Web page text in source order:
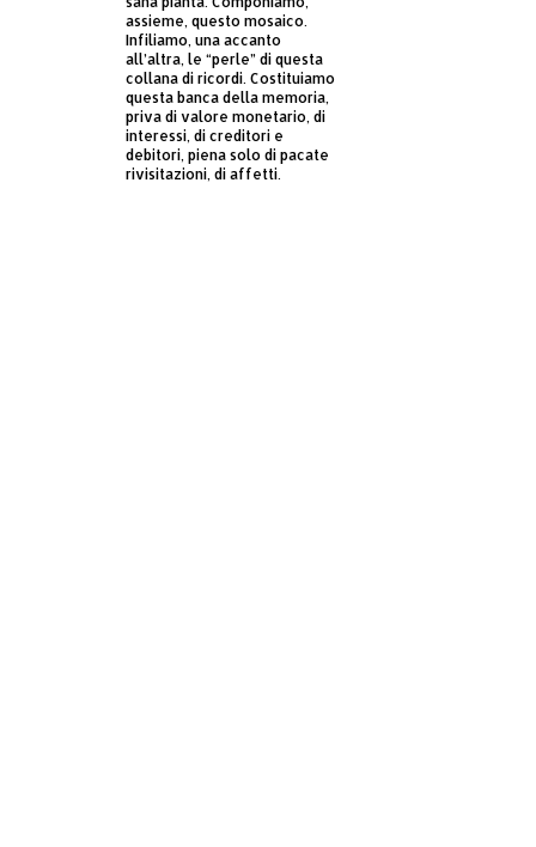
assieme, questo mosaico.
Infiliamo, una accanto
all’altra, le “perle” di questa
collana di ricordi. Costituiamo
questa banca della memoria,
priva di valore monetario, di
interessi, di creditori e
debitori, piena solo di pacate
rivisitazioni, di affetti.